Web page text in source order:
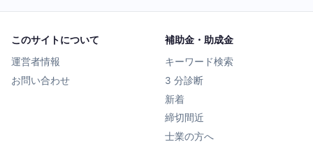
このサイトについて
運営者情報
お問い合わせ
補助金・助成金
キーワード検索
3 分診断
新着
締切間近
士業の方へ